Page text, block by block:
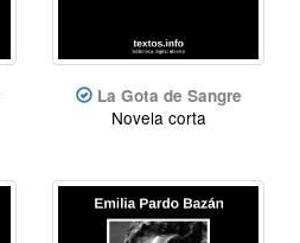
La Gota de Sangre
Novela corta